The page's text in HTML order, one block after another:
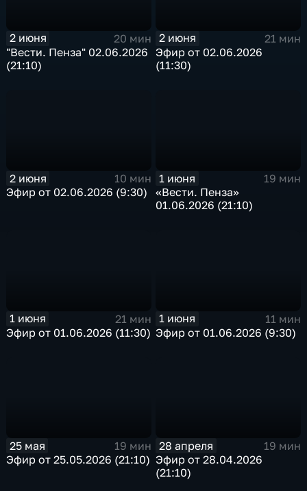
2 июня
20 мин
"Вести. Пенза" 02.06.2026
(21:10)
2 июня
21 мин
Эфир от 02.06.2026
(11:30)
2 июня
10 мин
Эфир от 02.06.2026 (9:30)
1 июня
19 мин
«Вести. Пенза»
01.06.2026 (21:10)
1 июня
21 мин
Эфир от 01.06.2026 (11:30)
1 июня
11 мин
Эфир от 01.06.2026 (9:30)
25 мая
19 мин
Эфир от 25.05.2026 (21:10)
28 апреля
19 мин
Эфир от 28.04.2026
(21:10)